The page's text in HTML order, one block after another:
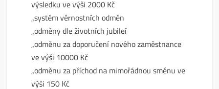
výsledku ve výši 2000 Kč
„systém věrnostních odměn
„odměny dle životních jubileí
„odměnu za doporučení nového zaměstnance
ve výši 10000 Kč
„odměnu za příchod na mimořádnou směnu ve
výši 150 Kč